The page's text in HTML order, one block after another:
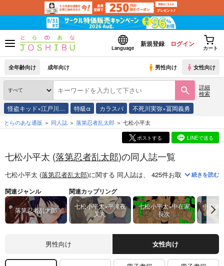
Language
新規登録 ログイン
カート
全年齢向け 成年向け 男性向け 女性向け
詳細
検索
怪盗キッド×江戸川… 特級α カラスバ 不死川実弥×冨岡義勇
とらのあな通販 同人誌 落第忍者乱太郎 七松小平太
ポストする LINEで送る
七松小平太 (落第忍者乱太郎)の同人誌一覧
七松小平太 (落第忍者乱太郎)に関する 同人誌は、 425件お取り扱いがござ
続きを読む
関連ジャンル
落第忍者乱太郎
関連カップリング
七松小平太×平滝夜
叉丸
七松小平太×中在家
長次
中在家
男性向け 女性向け